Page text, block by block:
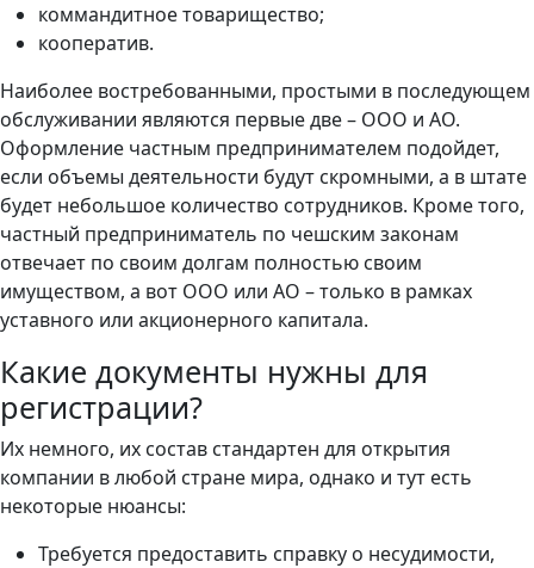
коммандитное товарищество;
кооператив.
Наиболее востребованными, простыми в последующем
обслуживании являются первые две – ООО и АО.
Оформление частным предпринимателем подойдет,
если объемы деятельности будут скромными, а в штате
будет небольшое количество сотрудников. Кроме того,
частный предприниматель по чешским законам
отвечает по своим долгам полностью своим
имуществом, а вот ООО или АО – только в рамках
уставного или акционерного капитала.
Какие документы нужны для
регистрации?
Их немного, их состав стандартен для открытия
компании в любой стране мира, однако и тут есть
некоторые нюансы:
Требуется предоставить справку о несудимости,